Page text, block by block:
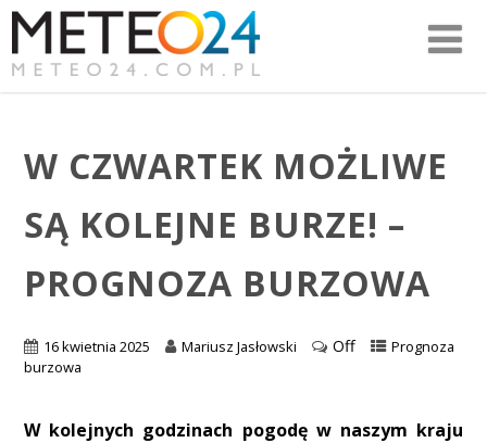
W CZWARTEK MOŻLIWE
SĄ KOLEJNE BURZE! –
PROGNOZA BURZOWA
16 kwietnia 2025 Mariusz Jasłowski Off
Prognoza
burzowa
W kolejnych godzinach pogodę w naszym kraju